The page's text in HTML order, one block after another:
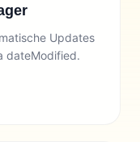
Updates
dateModified.